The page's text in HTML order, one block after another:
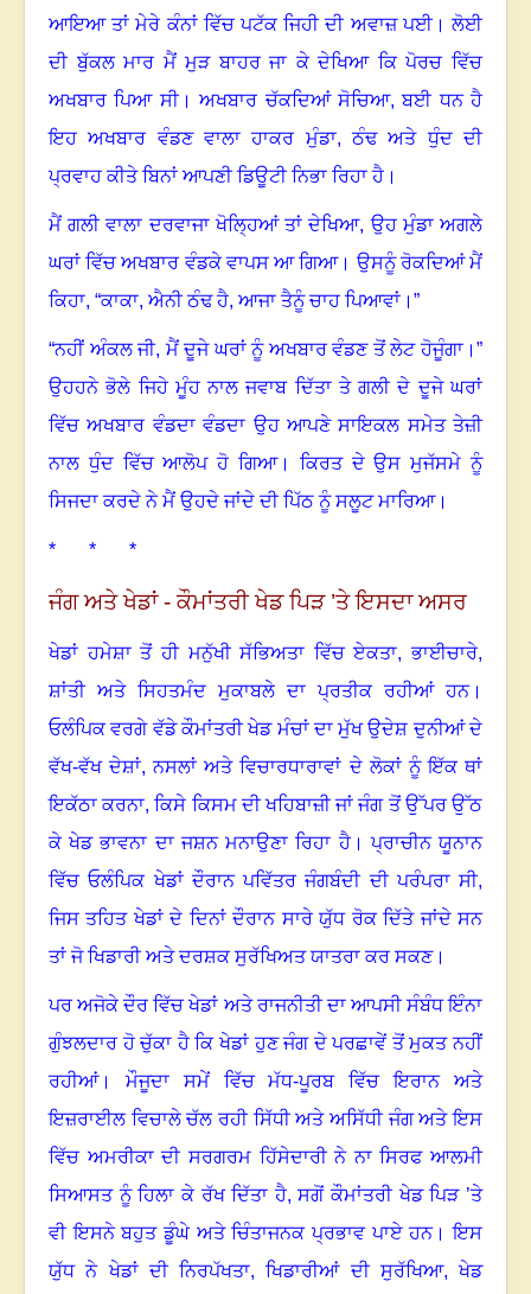
ਆਇਆ ਤਾਂ ਮੇਰੇ ਕੰਨਾਂ ਵਿੱਚ ਪਟੱਕ ਜਿਹੀ ਦੀ ਅਵਾਜ਼ ਪਈ। ਲੋਈ
ਦੀ ਬੁੱਕਲ ਮਾਰ ਮੈਂ ਮੁੜ ਬਾਹਰ ਜਾ ਕੇ ਦੇਖਿਆ ਕਿ ਪੋਰਚ ਵਿੱਚ
ਅਖਬਾਰ ਪਿਆ ਸੀ।ਅਖਬਾਰ ਚੱਕਦਿਆਂ ਸੋਚਿਆ,ਬਈ ਧਨ ਹੈ
ਇਹ ਅਖਬਾਰ ਵੰਡਣ ਵਾਲਾ ਹਾਕਰ ਮੁੰਡਾ, ਠੰਢ ਅਤੇ ਧੁੰਦ ਦੀ
ਪ੍ਰਵਾਹ ਕੀਤੇ ਬਿਨਾਂ ਆਪਣੀ ਡਿਊਟੀ ਨਿਭਾ ਰਿਹਾ ਹੈ ।
ਮੈਂ ਗਲੀ ਵਾਲਾ ਦਰਵਾਜਾ ਖੋਲ੍ਹਿਆਂ ਤਾਂ ਦੇਖਿਆ, ਉਹ ਮੁੰਡਾ ਅਗਲੇ
ਘਰਾਂ ਵਿੱਚ ਅਖਬਾਰ ਵੰਡਕੇ ਵਾਪਸ ਆ ਗਿਆ। ਉਸਨੂੰ ਰੋਕਦਿਆਂ ਮੈਂ
ਕਿਹਾ, “ਕਾਕਾ, ਐਨੀ ਠੰਢ ਹੈ, ਆਜਾ ਤੈਨੂੰ ਚਾਹ ਪਿਆਵਾਂ । ”
“ਨਹੀਂ ਅੰਕਲ ਜੀ, ਮੈਂ ਦੂਜੇ ਘਰਾਂ ਨੂੰ ਅਖਬਾਰ ਵੰਡਣ ਤੋਂ ਲੇਟ ਹੋਜੂੰਗਾ।”
ਉਹਹਨੇ ਭੋਲੇ ਜਿਹੇ ਮੂੰਹ ਨਾਲ ਜਵਾਬ ਦਿੱਤਾ ਤੇ ਗਲੀ ਦੇ ਦੂਜੇ ਘਰਾਂ
ਵਿੱਚ ਅਖਬਾਰ ਵੰਡਦਾ ਵੰਡਦਾ ਉਹ ਆਪਣੇ ਸਾਇਕਲ ਸਮੇਤ ਤੇਜ਼ੀ
ਨਾਲ ਧੁੰਦ ਵਿੱਚ ਆਲੋਪ ਹੋ ਗਿਆ। ਕਿਰਤ ਦੇ ਉਸ ਮੁਜੱਸਮੇ ਨੂੰ
ਸਿਜਦਾ ਕਰਦੇ ਨੇ ਮੈਂ ਉਹਦੇ ਜਾਂਦੇ ਦੀ ਪਿੱਠ ਨੂੰ ਸਲੂਟ ਮਾਰਿਆ।
* * *
ਜੰਗ ਅਤੇ ਖੇਡਾਂ - ਕੌਮਾਂਤਰੀ ਖੇਡ ਪਿੜ ’ਤੇ ਇਸਦਾ ਅਸਰ
ਖੇਡਾਂ ਹਮੇਸ਼ਾ ਤੋਂ ਹੀ ਮਨੁੱਖੀ ਸੱਭਿਅਤਾ ਵਿੱਚ ਏਕਤਾ,ਭਾਈਚਾਰੇ,
ਸ਼ਾਂਤੀ ਅਤੇ ਸਿਹਤਮੰਦ ਮੁਕਾਬਲੇ ਦਾ ਪ੍ਰਤੀਕ ਰਹੀਆਂ ਹਨ।
ਓਲੰਪਿਕ ਵਰਗੇ ਵੱਡੇ ਕੌਮਾਂਤਰੀ ਖੇਡ ਮੰਚਾਂ ਦਾ ਮੁੱਖ ਉਦੇਸ਼ ਦੁਨੀਆਂ ਦੇ
ਵੱਖ-ਵੱਖ ਦੇਸ਼ਾਂ,ਨਸਲਾਂ ਅਤੇ ਵਿਚਾਰਧਾਰਾਵਾਂ ਦੇ ਲੋਕਾਂ ਨੂੰ ਇੱਕ ਥਾਂ
ਇਕੱਠਾ ਕਰਨਾ,ਕਿਸੇ ਕਿਸਮ ਦੀ ਖਹਿਬਾਜ਼ੀ ਜਾਂ ਜੰਗ ਤੋਂ ਉੱਪਰ ਉੱਠ
ਕੇ ਖੇਡ ਭਾਵਨਾ ਦਾ ਜਸ਼ਨ ਮਨਾਉਣਾ ਰਿਹਾ ਹੈ।ਪ੍ਰਾਚੀਨ ਯੂਨਾਨ
ਵਿੱਚ ਓਲੰਪਿਕ ਖੇਡਾਂ ਦੌਰਾਨ ਪਵਿੱਤਰ ਜੰਗਬੰਦੀ ਦੀ ਪਰੰਪਰਾ ਸੀ,
ਜਿਸ ਤਹਿਤ ਖੇਡਾਂ ਦੇ ਦਿਨਾਂ ਦੌਰਾਨ ਸਾਰੇ ਯੁੱਧ ਰੋਕ ਦਿੱਤੇ ਜਾਂਦੇ ਸਨ
ਤਾਂ ਜੋ ਖਿਡਾਰੀ ਅਤੇ ਦਰਸ਼ਕ ਸੁਰੱਖਿਅਤ ਯਾਤਰਾ ਕਰ ਸਕਣ।
ਪਰ ਅਜੋਕੇ ਦੌਰ ਵਿੱਚ ਖੇਡਾਂ ਅਤੇ ਰਾਜਨੀਤੀ ਦਾ ਆਪਸੀ ਸੰਬੰਧ ਇੰਨਾ
ਗੁੰਝਲਦਾਰ ਹੋ ਚੁੱਕਾ ਹੈ ਕਿ ਖੇਡਾਂ ਹੁਣ ਜੰਗ ਦੇ ਪਰਛਾਵੇਂ ਤੋਂ ਮੁਕਤ ਨਹੀਂ
ਰਹੀਆਂ। ਮੌਜੂਦਾ ਸਮੇਂ ਵਿੱਚ ਮੱਧ-ਪੂਰਬ ਵਿੱਚ ਇਰਾਨ ਅਤੇ
ਇਜ਼ਰਾਈਲ ਵਿਚਾਲੇ ਚੱਲ ਰਹੀ ਸਿੱਧੀ ਅਤੇ ਅਸਿੱਧੀ ਜੰਗ ਅਤੇ ਇਸ
ਵਿੱਚ ਅਮਰੀਕਾ ਦੀ ਸਰਗਰਮ ਹਿੱਸੇਦਾਰੀ ਨੇ ਨਾ ਸਿਰਫ ਆਲਮੀ
ਸਿਆਸਤ ਨੂੰ ਹਿਲਾ ਕੇ ਰੱਖ ਦਿੱਤਾ ਹੈ,ਸਗੋਂ ਕੌਮਾਂਤਰੀ ਖੇਡ ਪਿੜ ’ਤੇ
ਵੀ ਇਸਨੇ ਬਹੁਤ ਡੂੰਘੇ ਅਤੇ ਚਿੰਤਾਜਨਕ ਪ੍ਰਭਾਵ ਪਾਏ ਹਨ। ਇਸ
ਯੁੱਧ ਨੇ ਖੇਡਾਂ ਦੀ ਨਿਰਪੱਖਤਾ,ਖਿਡਾਰੀਆਂ ਦੀ ਸੁਰੱਖਿਆ,ਖੇਡ